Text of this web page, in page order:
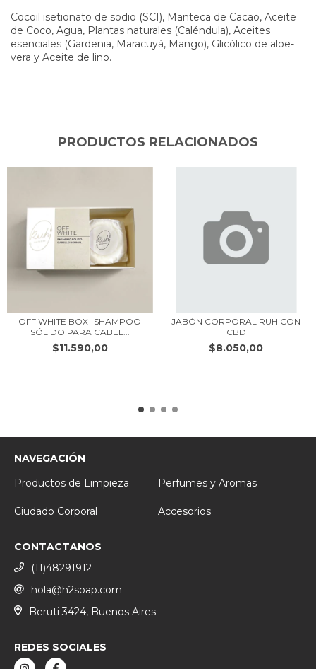
Cocoil isetionato de sodio (SCI), Manteca de Cacao, Aceite
de Coco, Agua, Plantas naturales (Caléndula), Aceites
esenciales (Gardenia, Maracuyá, Mango), Glicólico de aloe-
vera y Aceite de lino.
PRODUCTOS RELACIONADOS
OFF WHITE BOX- SHAMPOO
SÓLIDO PARA CABEL...
$11.590,00
JABÓN CORPORAL RUH CON
CBD
$8.050,00
NAVEGACIÓN
Productos de Limpieza
Perfumes y Aromas
Ciudado Corporal Accesorios
CONTACTANOS
(11)48291912
hola@h2soap.com
Beruti 3424, Buenos Aires
REDES SOCIALES